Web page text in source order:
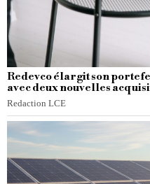
Redevco élargit son
avec deux nouvelles
Redaction LCE